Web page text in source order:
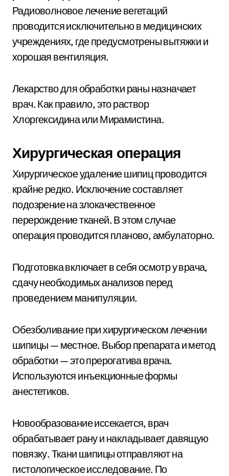
Радиоволновое лечение вегетаций
проводится исключительно в медицинских
учреждениях, где предусмотрены вытяжки и
хорошая вентиляция.
Лекарство для обработки раны назначает
врач. Как правило, это раствор
Хлоргексидина или Мирамистина.
Хирургическая операция
Хирургическое удаление шипиц проводится
крайне редко. Исключение составляет
подозрение на злокачественное
перерождение тканей. В этом случае
операция проводится планово, амбулаторно.
Подготовка включает в себя осмотр у врача,
сдачу необходимых анализов перед
проведением манипуляции.
Обезболивание при хирургическом лечении
шипицы — местное. Выбор препарата и метод
обработки — это прерогатива врача.
Используются инъекционные формы
анестетиков.
Новообразование иссекается, врач
обрабатывает рану и накладывает давящую
повязку. Ткани шипицы отправляют на
гистологическое исследование. По